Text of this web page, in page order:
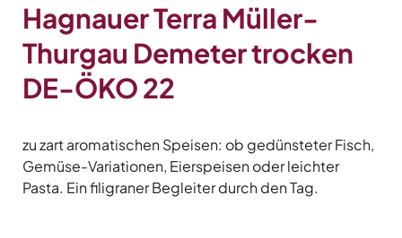
Hagnauer Terra Müller-
Thurgau Demeter trocken
DE-ÖKO 22
zu zart aromatischen Speisen: ob gedünsteter Fisch,
Gemüse-Variationen, Eierspeisen oder leichter
Pasta. Ein filigraner Begleiter durch den Tag.